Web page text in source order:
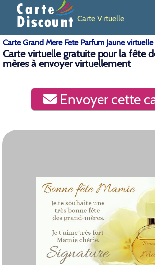
Carte Virtuelle
Carte Grand Mere Fete Parfum Jaune virtuelle
Carte virtuelle gratuite pour la fête
mères à envoyer virtuellement
Envoyer cette